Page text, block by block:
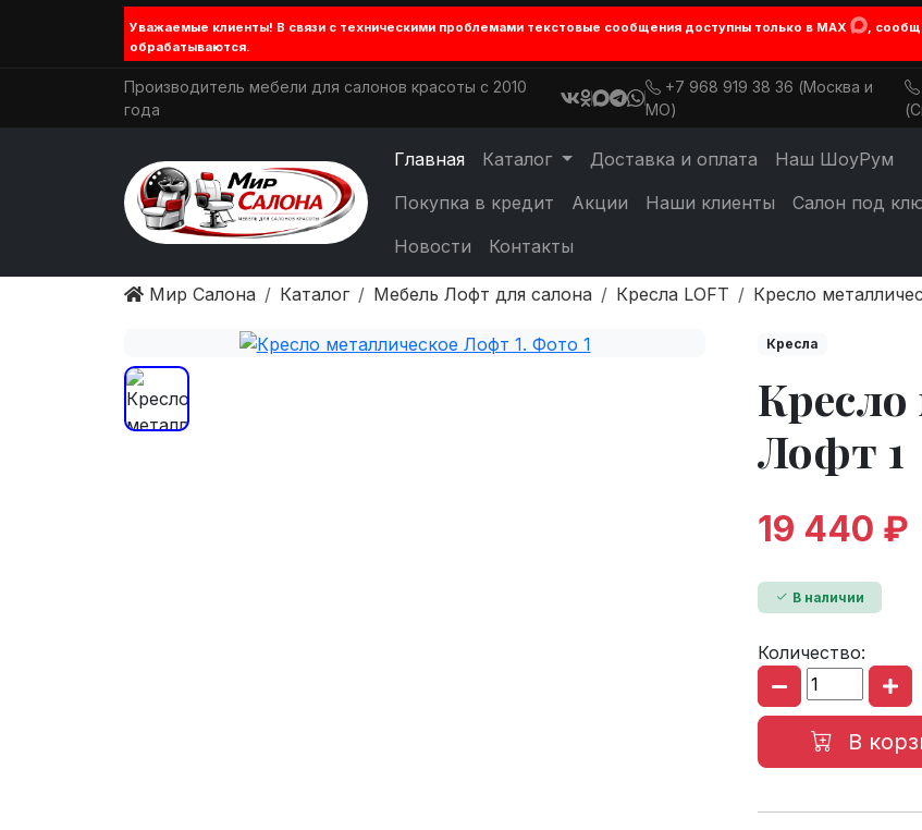
Уважаемые клиенты! В связи с техническими проблемами текстовые сообщения доступны только в MAX
,
обрабатываются.
Производитель мебели для салонов красоты с 2010
года
+7 968 919 38 36 (Москва и
МО)
Главная Каталог Доставка и оплата
Наш ШоуРум
Покупка в кредит
Акции Наши клиенты
Салон под
Новости
Контакты
Мир Салона Каталог Мебель Лофт для салона Кресла LOFT Кресло
Кресла
Лофт 1
19 440 ₽
В наличии
Количество:
В